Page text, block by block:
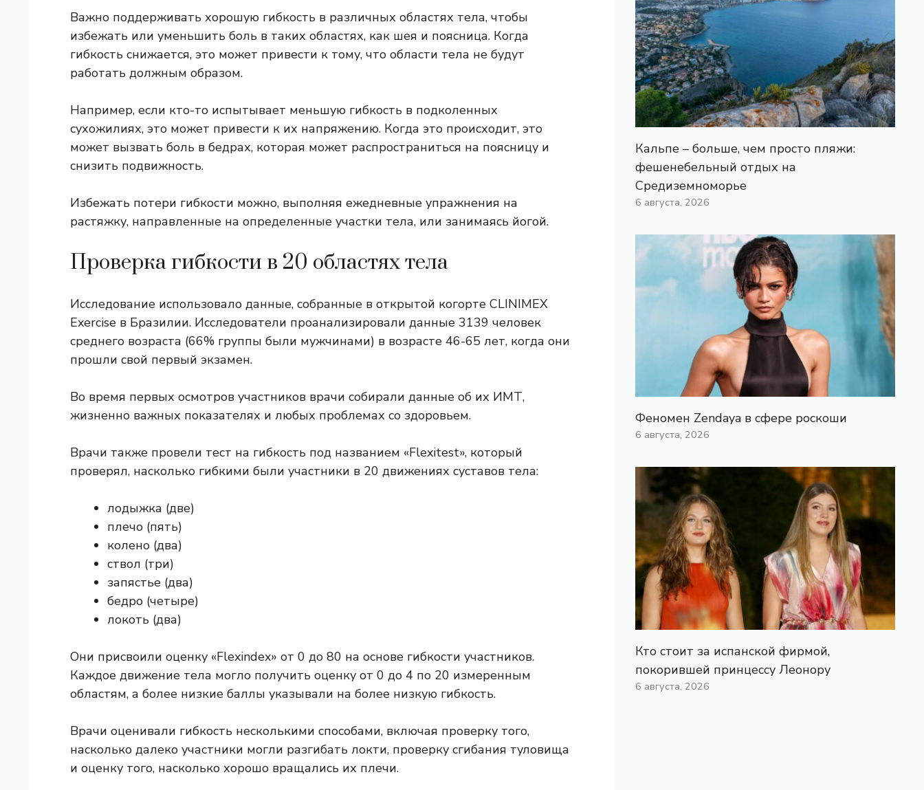
Важно поддерживать хорошую гибкость в различных областях тела, чтобы
избежать или уменьшить боль в таких областях, как шея и поясница. Когда
гибкость снижается, это может привести к тому, что области тела не будут
работать должным образом.
Например, если кто-то испытывает меньшую гибкость в подколенных
сухожилиях, это может привести к их напряжению. Когда это происходит, это
может вызвать боль в бедрах, которая может распространиться на поясницу и
снизить подвижность.
Избежать потери гибкости можно, выполняя ежедневные упражнения на
растяжку, направленные на определенные участки тела, или занимаясь йогой.
Проверка гибкости в 20 областях тела
Исследование использовало данные, собранные в открытой когорте CLINIMEX
Exercise в Бразилии. Исследователи проанализировали данные 3139 человек
среднего возраста (66% группы были мужчинами) в возрасте 46-65 лет, когда они
прошли свой первый экзамен.
Во время первых осмотров участников врачи собирали данные об их ИМТ,
жизненно важных показателях и любых проблемах со здоровьем.
Врачи также провели тест на гибкость под названием «Flexitest», который
проверял, насколько гибкими были участники в 20 движениях суставов тела:
лодыжка (две)
плечо (пять)
колено (два)
ствол (три)
запястье (два)
бедро (четыре)
локоть (два)
Они присвоили оценку «Flexindex» от 0 до 80 на основе гибкости участников.
Каждое движение тела могло получить оценку от 0 до 4 по 20 измеренным
областям, а более низкие баллы указывали на более низкую гибкость.
Врачи оценивали гибкость несколькими способами, включая проверку того,
насколько далеко участники могли разгибать локти, проверку сгибания туловища
и оценку того, насколько хорошо вращались их плечи.
Кальпе – больше, чем просто пляжи:
фешенебельный отдых на
Средиземноморье
6 августа, 2026
Феномен Zendaya в сфере роскоши
6 августа, 2026
Кто стоит за испанской фирмой,
покорившей принцессу Леонору
6 августа, 2026